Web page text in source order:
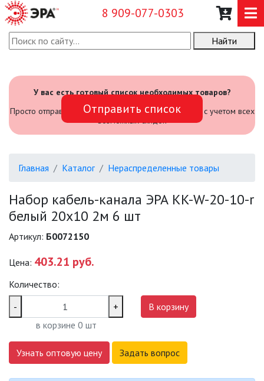
8 909-077-0303
О КОМПАНИИ
САДОВЫЙ ИНВЕНТАРЬ И
ИНСТРУМЕНТЫ
ОФИСНЫЕ ПОДВЕСНЫЕ
САДОВЫЕ СВЕТИЛЬНИКИ
СВЕТИЛЬНИКИ
Найти
У вас есть готовый список необходимых товаров?
Просто отправьте его нам и мы посчитаем стоимость с учетом всех
возможных скидок
Отправить список
Главная Каталог Нераспределенные товары
Набор кабель-канала ЭРА KK-W-20-10-r
белый 20х10 2м 6 шт
Артикул: Б0072150
Цена: 403.21 руб.
Количество:
-
+
в корзине 0 шт
В корзину
Узнать оптовую цену Задать вопрос